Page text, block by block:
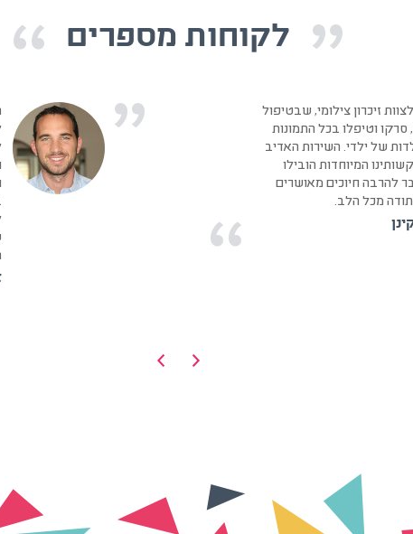
לקוחות מספרים
זיכרון צילומי, שבטיפול
סרקו וטיפלו בכל התמונות
של ילדי. השירות האדיב
המיוחדות הובילו
להרבה חיוכים מאושרים
מכל הלב.